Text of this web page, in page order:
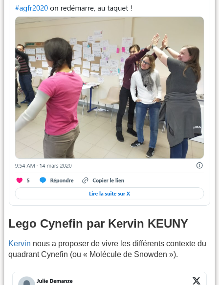
Lego Cynefin par Kervin KEUNY
Kervin nous a proposer de vivre les différents contexte du
quadrant Cynefin (ou « Molécule de Snowden »).